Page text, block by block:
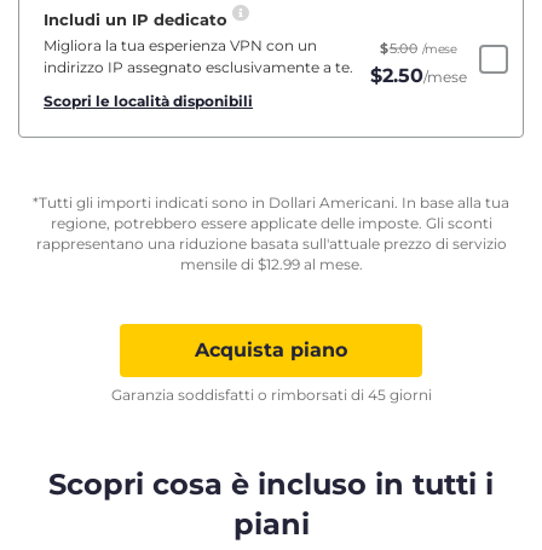
Includi un IP dedicato
Migliora la tua esperienza VPN con un
indirizzo IP assegnato esclusivamente a te.
Scopri le località disponibili
$5.00 /mese
$2.50/mese
*Tutti gli importi indicati sono in Dollari Americani. In base alla tua
regione, potrebbero essere applicate delle imposte. Gli sconti
rappresentano una riduzione basata sull'attuale prezzo di servizio
mensile di $12.99al mese.
Acquista piano
Garanzia soddisfatti o rimborsati di 45 giorni
Scopri cosa è incluso in tutti i
piani